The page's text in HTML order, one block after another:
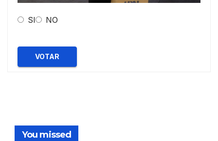
SI NO
VOTAR
You missed